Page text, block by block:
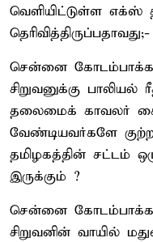
வெளியிட்டுள்ள எக்ஸ்
தெரிவித்திருப்பதாவது;-
சென்னை
சிறுவனுக்கு
தலைமைக் காவலர்
வேண்டியவர்களே
தமிழகத்தின் சட்டம்
இருக்கும் ?
சென்னை கோடம்பாக்கம்
சிறுவனின் வாயில்